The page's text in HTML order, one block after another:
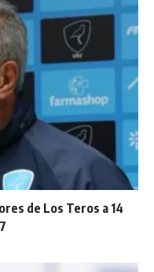
de Los Teros a 14